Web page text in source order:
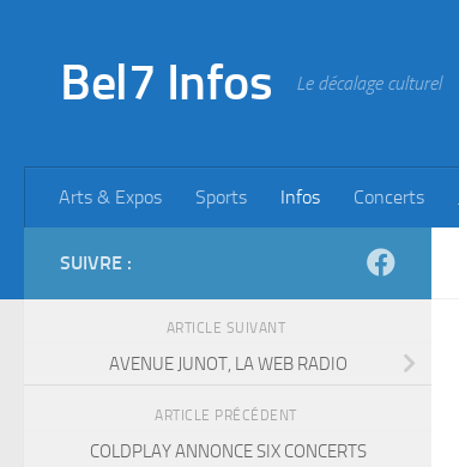
Bel7 Infos Le décalage culturel
Arts & Expos Sports Infos Concerts
SUIVRE :
ARTICLE SUIVANT
AVENUE JUNOT, LA WEB RADIO
ARTICLE PRÉCÉDENT
COLDPLAY ANNONCE SIX CONCERTS